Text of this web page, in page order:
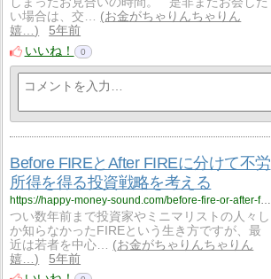
い場合は、交…
お金がちゃりんちゃりん
嬉…
5年前
いいね！
0
Before FIREとAfter FIREに分けて不労
所得を得る投資戦略を考える
https://happy-money-sound.com/before-fire-or-after-fire/
つい数年前まで投資家やミニマリストの人々し
か知らなかったFIREという生き方ですが、最
近は若者を中心…
お金がちゃりんちゃりん
嬉…
5年前